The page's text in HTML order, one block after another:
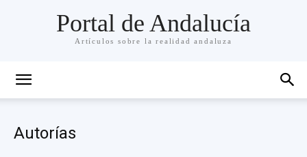
Portal de Andalucía
Artículos sobre la realidad andaluza
Autorías